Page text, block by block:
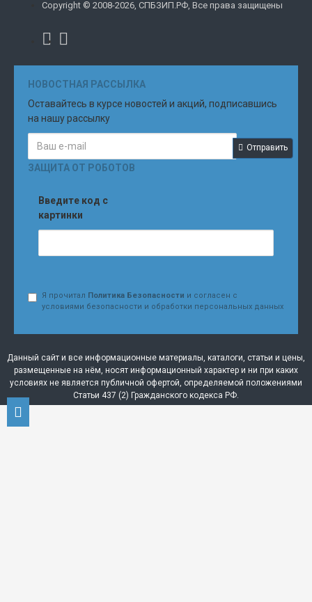
Copyright © 2008-2026, СПБЗИП.РФ, Все права защищены
НОВОСТНАЯ РАССЫЛКА
Оставайтесь в курсе новостей и акций, подписавшись
на нашу рассылку
Отправить
ЗАЩИТА ОТ РОБОТОВ
Введите код с
картинки
Я прочитал Политика Безопасности и согласен с
условиями безопасности и обработки персональных данных
Данный сайт и все информационные материалы, каталоги, статьи и цены,
размещенные на нём, носят информационный характер и ни при каких
условиях не является публичной офертой, определяемой положениями
Статьи 437 (2) Гражданского кодекса РФ.